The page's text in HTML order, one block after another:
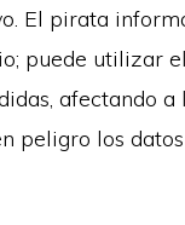
El pirata
puede utilizar
afectando a
peligro los